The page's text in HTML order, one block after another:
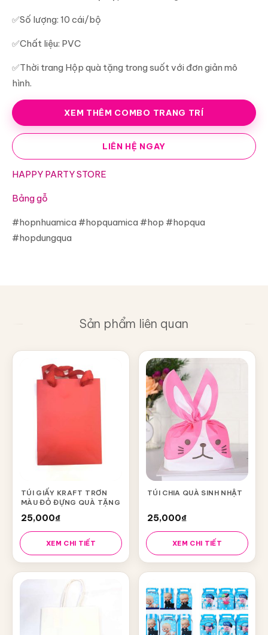
✅Số lượng: 10 cái/bộ
✅Chất liệu: PVC
✅Thời trang Hộp quà tặng trong suốt với đơn giản mô
hình.
XEM THÊM COMBO TRANG TRÍ
LIÊN HỆ NGAY
HAPPY PARTY STORE
Bảng gỗ
#hopnhuamica #hopquamica #hop #hopqua
#hopdungqua
Sản phẩm liên quan
TÚI GIẤY KRAFT TRƠN
MÀU ĐỎ ĐỰNG QUÀ TẶNG
25,000₫
XEM CHI TIẾT
TÚI CHIA QUÀ SINH NHẬT
25,000₫
XEM CHI TIẾT